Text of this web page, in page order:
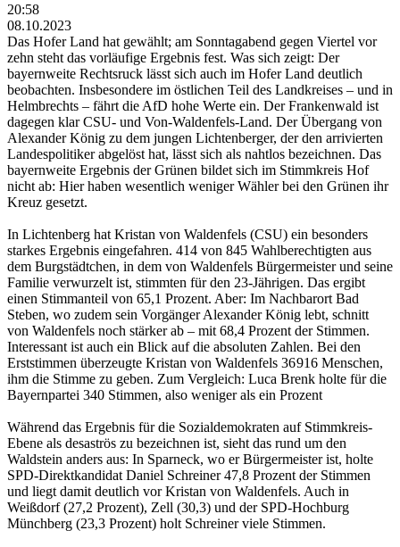
20:58
08.10.2023
Das Hofer Land hat gewählt; am Sonntagabend gegen Viertel vor
zehn steht das vorläufige Ergebnis fest. Was sich zeigt: Der
bayernweite Rechtsruck lässt sich auch im Hofer Land deutlich
beobachten. Insbesondere im östlichen Teil des Landkreises – und in
Helmbrechts – fährt die AfD hohe Werte ein. Der Frankenwald ist
dagegen klar CSU- und Von-Waldenfels-Land. Der Übergang von
Alexander König zu dem jungen Lichtenberger, der den arrivierten
Landespolitiker abgelöst hat, lässt sich als nahtlos bezeichnen. Das
bayernweite Ergebnis der Grünen bildet sich im Stimmkreis Hof
nicht ab: Hier haben wesentlich weniger Wähler bei den Grünen ihr
Kreuz gesetzt.
In Lichtenberg hat Kristan von Waldenfels (CSU) ein besonders
starkes Ergebnis eingefahren. 414 von 845 Wahlberechtigten aus
dem Burgstädtchen, in dem von Waldenfels Bürgermeister und seine
Familie verwurzelt ist, stimmten für den 23-Jährigen. Das ergibt
einen Stimmanteil von 65,1 Prozent. Aber: Im Nachbarort Bad
Steben, wo zudem sein Vorgänger Alexander König lebt, schnitt
von Waldenfels noch stärker ab – mit 68,4 Prozent der Stimmen.
Interessant ist auch ein Blick auf die absoluten Zahlen. Bei den
Erststimmen überzeugte Kristan von Waldenfels 36 916 Menschen,
ihm die Stimme zu geben. Zum Vergleich: Luca Brenk holte für die
Bayernpartei 340 Stimmen, also weniger als ein Prozent
Während das Ergebnis für die Sozialdemokraten auf Stimmkreis-
Ebene als desaströs zu bezeichnen ist, sieht das rund um den
Waldstein anders aus: In Sparneck, wo er Bürgermeister ist, holte
SPD-Direktkandidat Daniel Schreiner 47,8 Prozent der Stimmen
und liegt damit deutlich vor Kristan von Waldenfels. Auch in
Weißdorf (27,2 Prozent), Zell (30,3) und der SPD-Hochburg
Münchberg (23,3 Prozent) holt Schreiner viele Stimmen.